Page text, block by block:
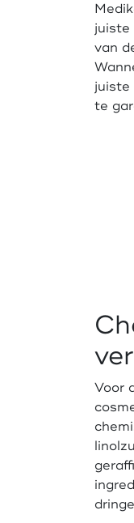
juiste
van
juiste
te
Voor